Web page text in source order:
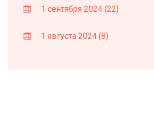
1 сентября 2024 (22)
1 августа 2024 (8)